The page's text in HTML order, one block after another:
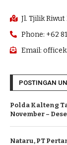
Jl. Tjilik Riwut
Phone: +62
Email:
POSTINGAN
Polda Kalteng
November –
Nataru, PT